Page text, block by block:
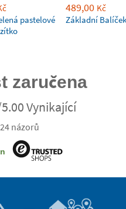
pastelové
489,00 Kč
Základní Balíček
zaručena
Vynikající
názorů